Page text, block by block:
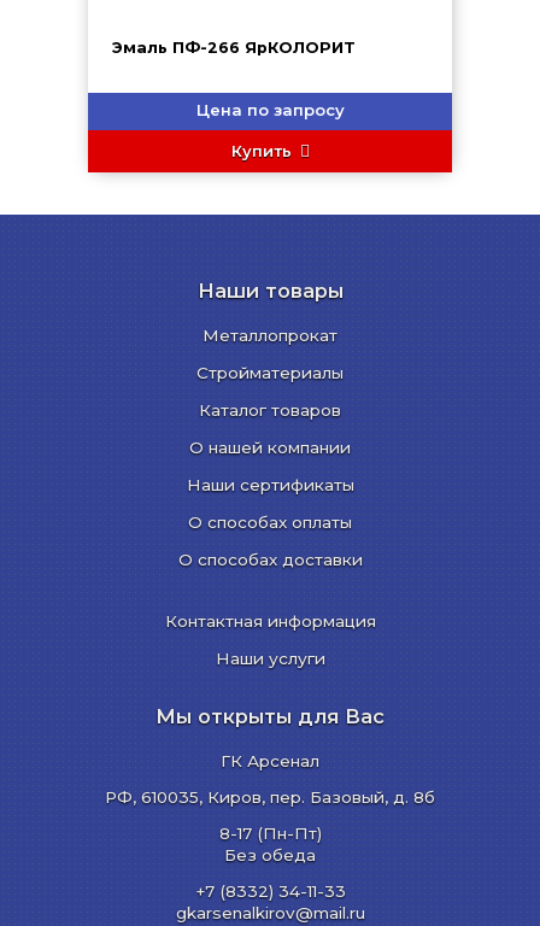
Эмаль ПФ-266 ЯрКОЛОРИТ
Цена по запросу
Купить
Наши товары
Металлопрокат
Стройматериалы
Каталог товаров
О нашей компании
Наши сертификаты
О способах оплаты
О способах доставки
Контактная информация
Наши услуги
Мы открыты для Вас
ГК Арсенал
РФ, 610035, Киров, пер. Базовый, д. 8б
8-17 (Пн-Пт)
Без обеда
+7 (8332) 34-11-33
gkarsenalkirov@mail.ru